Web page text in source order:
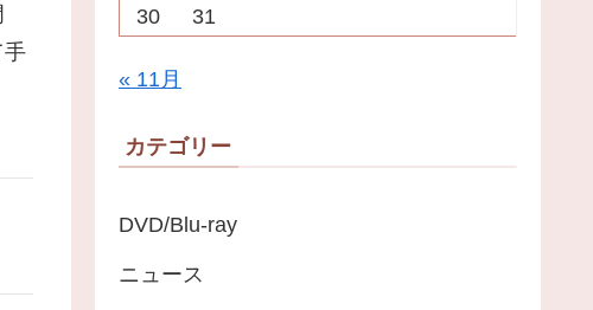
手
30
31
« 11月
カテゴリー
DVD/Blu-ray
ニュース